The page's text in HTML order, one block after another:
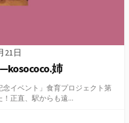
21日
姉
イベント」食育プロジェクト第
正直、駅からも遠...